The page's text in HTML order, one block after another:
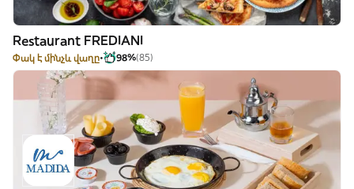
Restaurant FREDIANI
Փակ է մինչև վաղը 98%(85)